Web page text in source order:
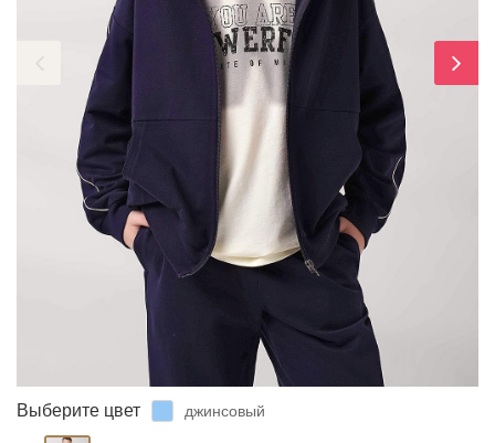
Выберите цвет джинсовый